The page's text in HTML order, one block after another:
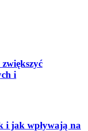
i
i jak wpływają na